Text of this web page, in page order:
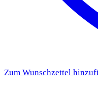
Zum Wunschzettel